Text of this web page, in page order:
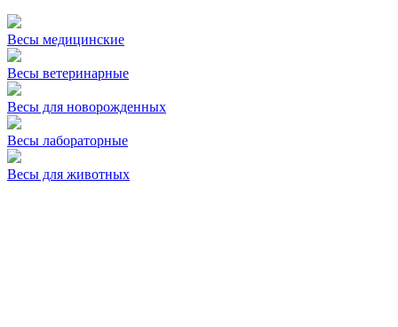
Весы медицинские
Весы ветеринарные
Весы для новорожденных
Весы лабораторные
Весы для животных